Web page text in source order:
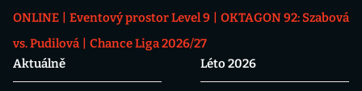
ONLINE
Eventový prostor Level 9
OKTAGON 92: Szabová
vs. Pudilová
Chance Liga 2026/27
Aktuálně
Léto 2026